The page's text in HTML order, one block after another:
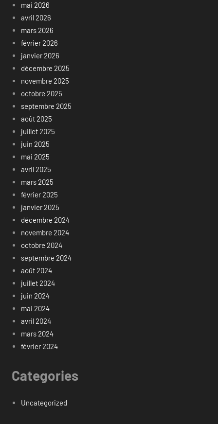
mai 2026
avril 2026
mars 2026
février 2026
janvier 2026
décembre 2025
novembre 2025
octobre 2025
septembre 2025
août 2025
juillet 2025
juin 2025
mai 2025
avril 2025
mars 2025
février 2025
janvier 2025
décembre 2024
novembre 2024
octobre 2024
septembre 2024
août 2024
juillet 2024
juin 2024
mai 2024
avril 2024
mars 2024
février 2024
Categories
Uncategorized